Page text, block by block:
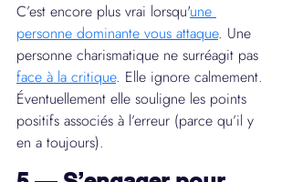
C’est encore plus vrai lorsqu'une
personne dominante vous attaque. Une
personne charismatique ne surréagit pas
face à la critique. Elle ignore calmement.
Éventuellement elle souligne les points
positifs associés à l’erreur (parce qu’il y
en a toujours).